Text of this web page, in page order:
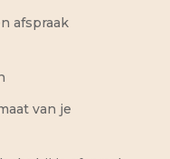
afspraak
van je